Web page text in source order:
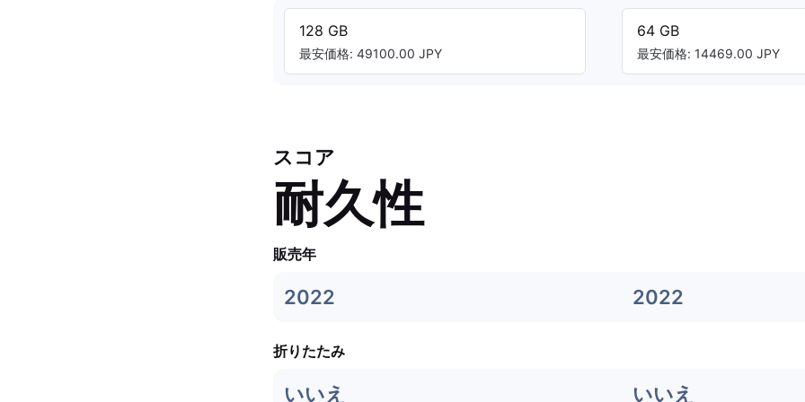
128 GB
最安価格: 49100.00 JPY
64 GB
最安価格: 14469.00 JPY
スコア
耐久性
販売年
2022 2022
折りたたみ
いいえ いいえ